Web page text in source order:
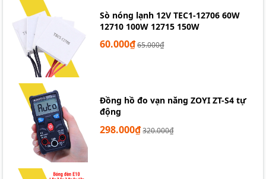
Sò nóng lạnh 12V TEC1-12706 60W
12710 100W 12715 150W
60.000₫65.000₫
Đồng hồ đo vạn năng ZOYI ZT-S4 tự
động
298.000₫320.000₫